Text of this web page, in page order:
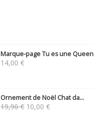
Marque-page Tu es une Queen
14,00 €
Ornement de Noël Chat da...
19,90€ Le
10,00 €Le